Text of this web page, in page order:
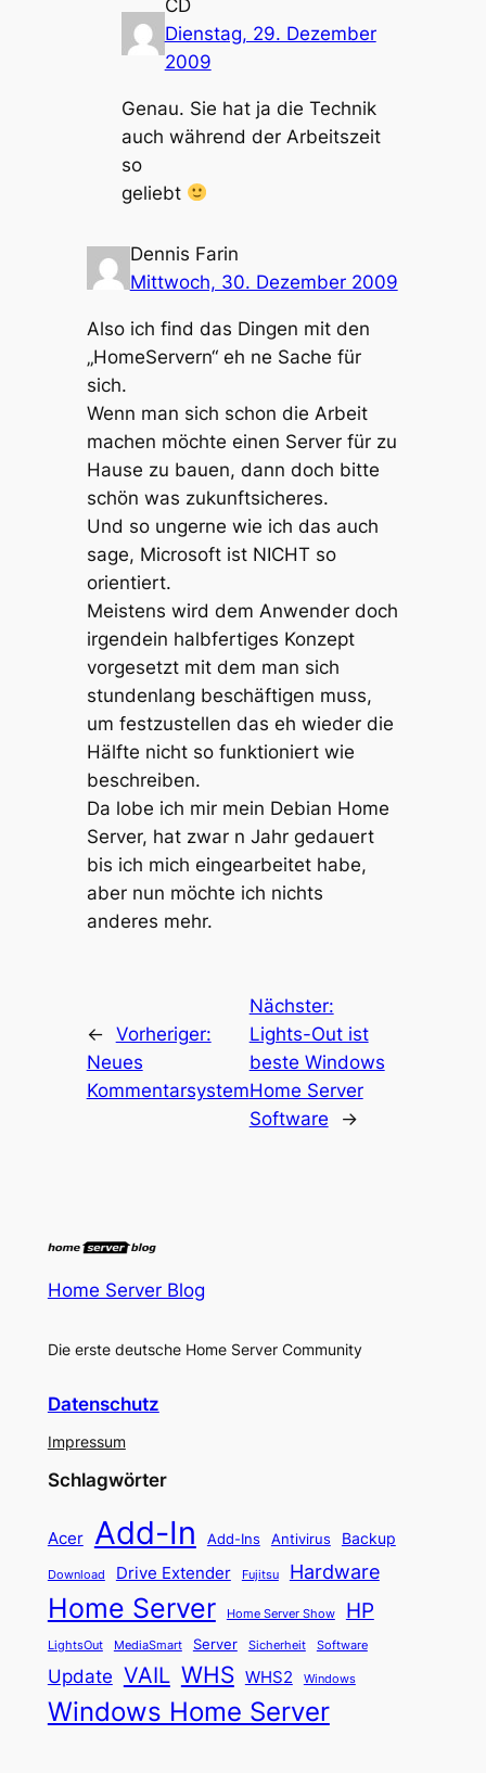
CD
Dienstag, 29. Dezember
2009
Genau. Sie hat ja die Technik
auch während der Arbeitszeit
so
geliebt
Dennis Farin
Mittwoch, 30. Dezember 2009
Also ich find das Dingen mit den
„HomeServern“ eh ne Sache für
sich.
Wenn man sich schon die Arbeit
machen möchte einen Server für zu
Hause zu bauen, dann doch bitte
schön was zukunftsicheres.
Und so ungerne wie ich das auch
sage, Microsoft ist NICHT so
orientiert.
Meistens wird dem Anwender doch
irgendein halbfertiges Konzept
vorgesetzt mit dem man sich
stundenlang beschäftigen muss,
um festzustellen das eh wieder die
Hälfte nicht so funktioniert wie
beschreiben.
Da lobe ich mir mein Debian Home
Server, hat zwar n Jahr gedauert
bis ich mich eingearbeitet habe,
aber nun möchte ich nichts
anderes mehr.
← Vorheriger:
Neues
Kommentarsystem
Nächster:
Lights-Out ist
beste Windows
Home Server
Software
→
Home Server Blog
Die erste deutsche Home Server Community
Datenschutz
Impressum
Schlagwörter
Acer Add-In Add-Ins Antivirus Backup
Download Drive Extender Fujitsu Hardware
Home Server Home Server Show HP
LightsOut MediaSmart Server Sicherheit Software
Update VAIL WHS WHS2 Windows
Windows Home Server